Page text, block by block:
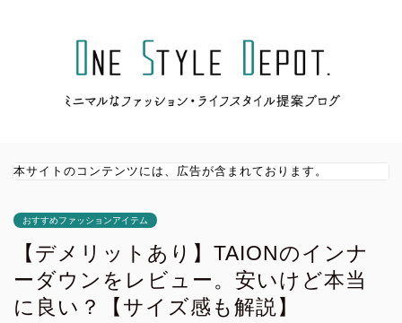
本サイトのコンテンツには、広告が含まれております。
おすすめファッションアイテム
【デメリットあり】TAIONのインナ
ーダウンをレビュー。安いけど本当
に良い？【サイズ感も解説】